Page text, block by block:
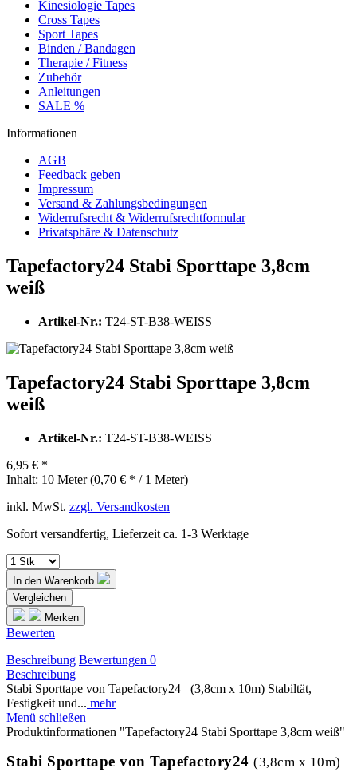
Kinesiologie Tapes
Cross Tapes
Sport Tapes
Binden / Bandagen
Therapie / Fitness
Zubehör
Anleitungen
SALE %
Informationen
AGB
Feedback geben
Impressum
Versand & Zahlungsbedingungen
Widerrufsrecht & Widerrufsrechtformular
Privatsphäre & Datenschutz
Tapefactory24 Stabi Sporttape 3,8cm
weiß
Artikel-Nr.: T24-ST-B38-WEISS
Tapefactory24 Stabi Sporttape 3,8cm
weiß
Artikel-Nr.: T24-ST-B38-WEISS
6,95 € *
Inhalt: 10 Meter (0,70 € * / 1 Meter)
inkl. MwSt. zzgl. Versandkosten
Sofort versandfertig, Lieferzeit ca. 1-3 Werktage
In den Warenkorb
Vergleichen
Merken
Bewerten
Beschreibung Bewertungen 0
Beschreibung
Stabi Sporttape von Tapefactory24 (3,8cm x 10m) Stabiltät,
Festigkeit und... mehr
Menü schließen
Produktinformationen "Tapefactory24 Stabi Sporttape 3,8cm weiß"
Stabi Sporttape von Tapefactory24 (3,8cm x 10m)